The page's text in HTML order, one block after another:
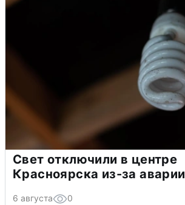
Свет отключили в центре
Красноярска из-за аварии
6 августа 0